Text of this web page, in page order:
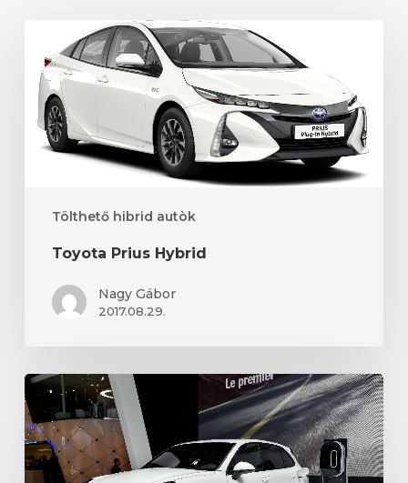
Tölthető hibrid autòk
Prius
Hybrid
Toyota Prius Hybrid
Nagy Gábor
2017.08.29.
Porsche
Cayenne
S
E-
Hybrid